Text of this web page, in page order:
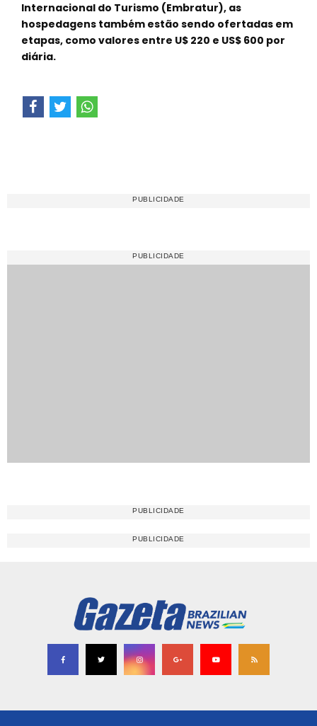
Internacional do Turismo (Embratur), as
hospedagens também estão sendo ofertadas em
etapas, como valores entre U$ 220 e US$ 600 por
diária.